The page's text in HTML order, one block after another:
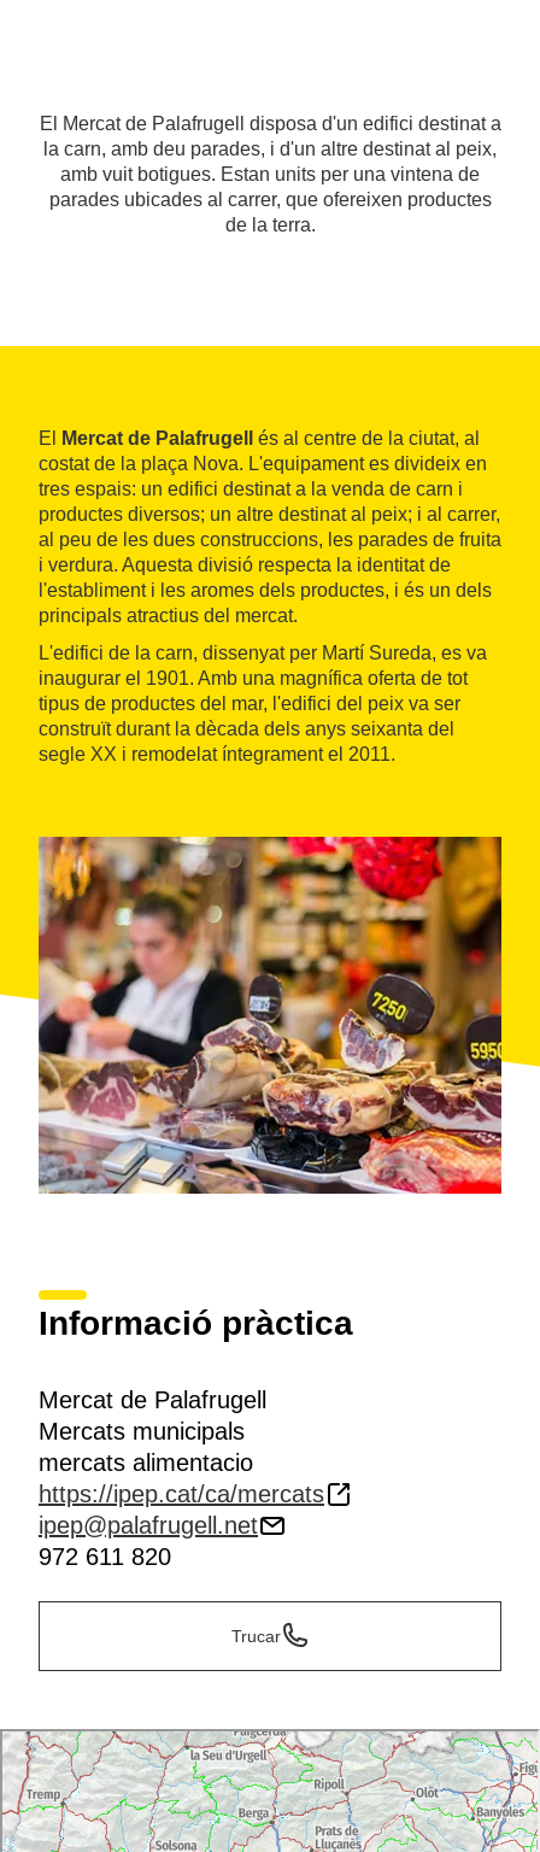
El Mercat de Palafrugell disposa d'un edifici destinat a
la carn, amb deu parades, i d'un altre destinat al peix,
amb vuit botigues. Estan units per una vintena de
parades ubicades al carrer, que ofereixen productes
de la terra.
El Mercat de Palafrugell
és al centre de la ciutat, al
costat de la plaça Nova. L'equipament es divideix en
tres espais: un edifici destinat a la venda de carn i
productes diversos; un altre destinat al peix; i al carrer,
al peu de les dues construccions, les parades de fruita
i verdura. Aquesta divisió respecta la identitat de
l'establiment i les aromes dels productes, i és un dels
principals atractius del mercat.
L'edifici de la carn, dissenyat per Martí Sureda, es va
inaugurar el 1901. Amb una magnífica oferta de tot
tipus de productes del mar, l'edifici del peix va ser
construït durant la dècada dels anys seixanta del
segle XX i remodelat íntegrament el 2011.
Informació pràctica
Mercat de Palafrugell
Mercats municipals
mercats alimentacio
https://ipep.cat/ca/mercats
ipep@palafrugell.net
972 611 820
Trucar